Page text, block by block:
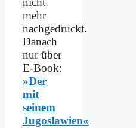
mehr
nachgedruckt.
Danach
nur über
E-Book:
»Der
mit
seinem
Jugoslawien«